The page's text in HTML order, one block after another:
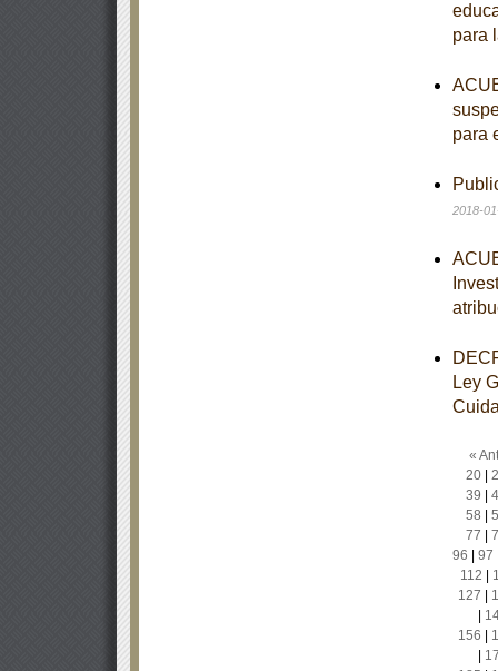
para
para
2018-
Ley
«
20|
39
58
77
96
97
112
127
156